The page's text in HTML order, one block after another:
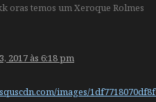
oras temos um Xeroque Rolmes
2017 às 6:18 pm
images/